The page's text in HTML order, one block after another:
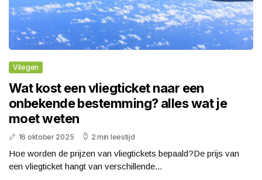
Vliegen
Wat kost een vliegticket naar een
onbekende bestemming? alles wat je
moet weten
16 oktober 2025 2 min leestijd
Hoe worden de prijzen van vliegtickets bepaald?De prijs van
een vliegticket hangt van verschillende...